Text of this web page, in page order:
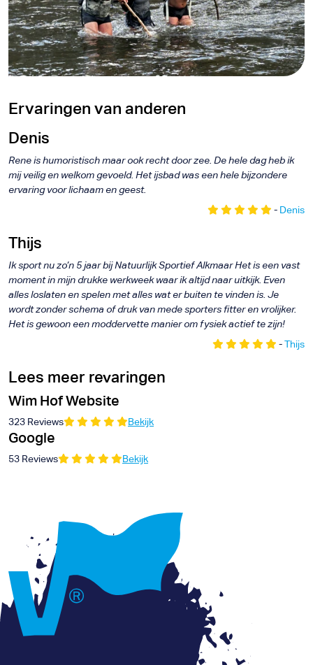
Ervaringen van anderen
Denis
Rene is humoristisch maar ook recht door zee. De hele dag heb ik
mij veilig en welkom gevoeld. Het ijsbad was een hele bijzondere
ervaring voor lichaam en geest.
- Denis
Thijs
Ik sport nu zo’n 5 jaar bij Natuurlijk Sportief Alkmaar Het is een vast
moment in mijn drukke werkweek waar ik altijd naar uitkijk. Even
alles loslaten en spelen met alles wat er buiten te vinden is. Je
wordt zonder schema of druk van mede sporters fitter en vrolijker.
Het is gewoon een moddervette manier om fysiek actief te zijn!
-Thijs
Lees meer revaringen
Wim Hof Website
323 Reviews Bekijk
Google
53 Reviews Bekijk